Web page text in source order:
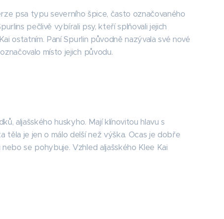
psa typu severního špice, často označovaného
pečlivě vybírali psy, kteří splňovali jejich
ostatním. Paní Spurlin původně nazývala své nové
místo jejich původu.
aljašského huskyho. Mají klínovitou hlavu s
těla je jen o málo delší než výška. Ocas je dobře
se pohybuje. Vzhled aljašského Klee Kai